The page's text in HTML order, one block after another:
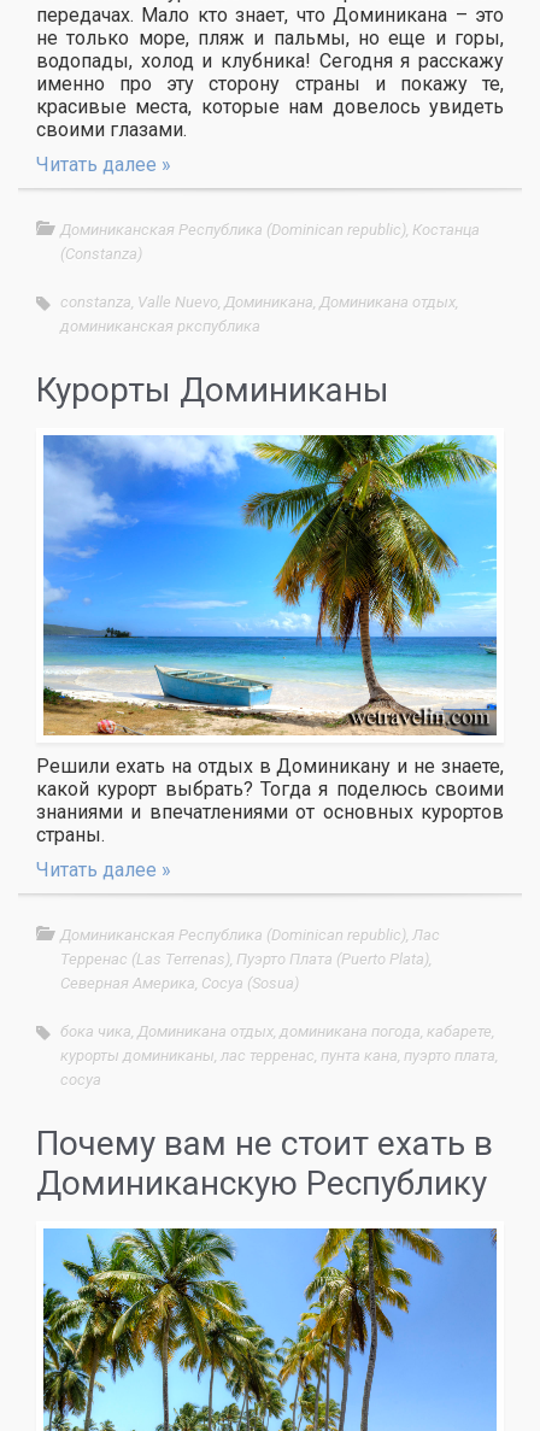
передачах. Мало кто знает, что Доминикана – это
не только море, пляж и пальмы, но еще и горы,
водопады, холод и клубника! Сегодня я расскажу
именно про эту сторону страны и покажу те,
красивые места, которые нам довелось увидеть
своими глазами.
Читать далее »
Доминиканская Республика (Dominican republic) Костанца
(Constanza)
constanza Valle Nuevo Доминикана Доминикана отдых
доминиканская ркспублика
Курорты Доминиканы
Решили ехать на отдых в Доминикану и не знаете,
какой курорт выбрать? Тогда я поделюсь своими
знаниями и впечатлениями от основных курортов
страны.
Читать далее »
Доминиканская Республика (Dominican republic), Лас
Терренас (Las Terrenas), Пуэрто Плата (Puerto Plata),
Северная Америка, Сосуа (Sosua)
бока чика, Доминикана отдых, доминикана погода, кабарете,
курорты доминиканы, лас терренас, пунта кана, пуэрто плата,
сосуа
Почему вам не стоит ехать в
Доминиканскую Республику